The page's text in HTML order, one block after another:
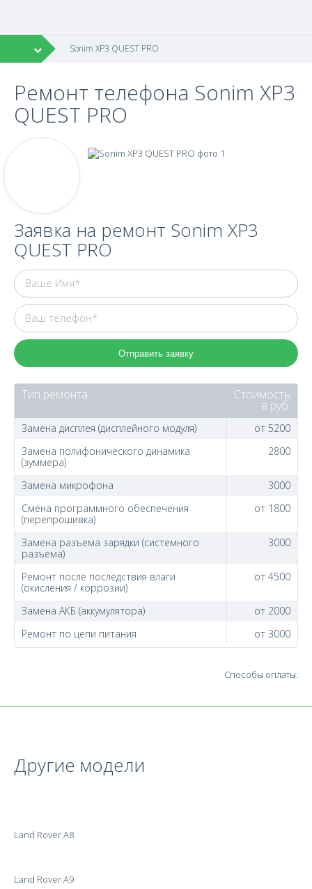
Sonim XP3 QUEST PRO
Ремонт телефона Sonim XP3
QUEST PRO
Заявка на ремонт Sonim XP3
QUEST PRO
Отправить заявку
Тип ремонта Стоимость
в руб.
Замена дисплея (дисплейного модуля)
от 5200
Замена полифонического динамика
(зуммера)
2800
Замена микрофона
3000
Смена программного обеспечения
(перепрошивка)
от 1800
Замена разъема зарядки (системного
разъема)
3000
Ремонт после последствия влаги
(окисления / коррозии)
от 4500
Замена АКБ (аккумулятора)
от 2000
Ремонт по цепи питания
от 3000
Способы оплаты:
Другие модели
Land Rover A8
Land Rover A9